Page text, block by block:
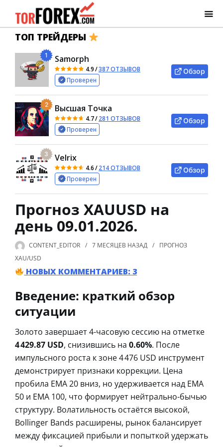
ТОП ТРЕЙДЕРЫ
1 Samorph
4.9/387 ОТЗЫВОВ
Проверен
Обзор
2 Высшая Точка
4.7/281 ОТЗЫВОВ
Проверен
Обзор
3 Velrix
4.6/214 ОТЗЫВОВ
Проверен
Обзор
Прогноз XAUUSD на
день 09.01.2026.
CONTENT_EDITOR 7 МЕСЯЦЕВ НАЗАД
ПРОГНОЗ
XAU/USD
НОВЫХ КОММЕНТАРИЕВ: 3
Введение: краткий обзор
ситуации
Золото завершает 4-часовую сессию на отметке
4 429.87 USD, снизившись на 0.60%. После
импульсного роста к зоне 4 476 USD инструмент
демонстрирует признаки коррекции. Цена
пробила EMA 20 вниз, но удерживается над EMA
50 и EMA 100, что формирует нейтрально-бычью
структуру. Волатильность остаётся высокой,
Bollinger Bands расширены, рынок балансирует
между фиксацией прибыли и попыткой удержать